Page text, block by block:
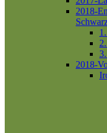
2018-
2018-